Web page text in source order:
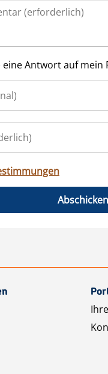
eine Antwort auf mein
Abschicken